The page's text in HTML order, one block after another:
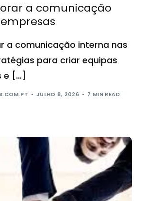
a comunicação
a comunicação interna nas
para criar equipas
e […]
JULHO 8, 2026 7 MIN READ